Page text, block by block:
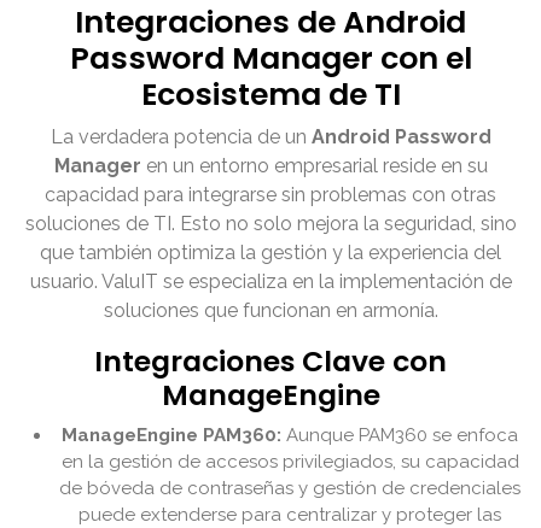
Integraciones de Android
Password Manager con el
Ecosistema de TI
La verdadera potencia de un Android Password
Manager en un entorno empresarial reside en su
capacidad para integrarse sin problemas con otras
soluciones de TI. Esto no solo mejora la seguridad, sino
que también optimiza la gestión y la experiencia del
usuario. ValuIT se especializa en la implementación de
soluciones que funcionan en armonía.
Integraciones Clave con
ManageEngine
ManageEngine PAM360: Aunque PAM360 se enfoca
en la gestión de accesos privilegiados, su capacidad
de bóveda de contraseñas y gestión de credenciales
puede extenderse para centralizar y proteger las